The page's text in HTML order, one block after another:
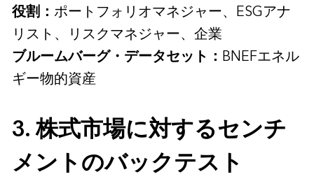
役割： ポートフォリオマネジャー、ESGアナ
リスト、リスクマネジャー、企業
ブルームバーグ・データセット： BNEFエネル
ギー物的資産
3. 株式市場に対するセンチ
メントのバックテスト